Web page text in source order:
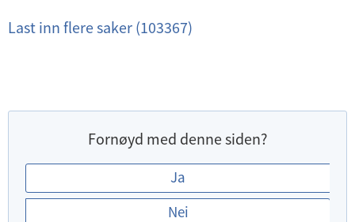
e
iLast inn flere saker (103367)
Fornøyd med denne siden?
E
r
Ja
Nei